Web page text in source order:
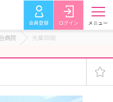
会員登録 ログイン メニュー
病院 先輩詳細